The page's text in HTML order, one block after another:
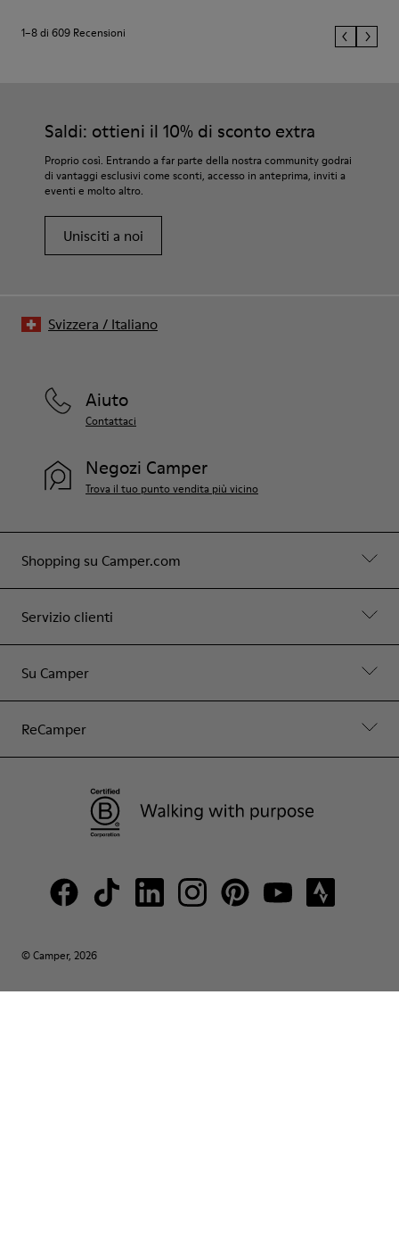
1–8 di 609 Recensioni
Saldi: ottieni il 10% di sconto extra
Proprio così. Entrando a far parte della nostra community godrai
di vantaggi esclusivi come sconti, accesso in anteprima, inviti a
eventi e molto altro.
Unisciti a noi
Shopping su Camper.com
Servizio clienti
Su Camper
ReCamper
Aiuto
Contattaci
Negozi Camper
Trova il tuo punto vendita più vicino
© Camper, 2026
Svizzera / Italiano